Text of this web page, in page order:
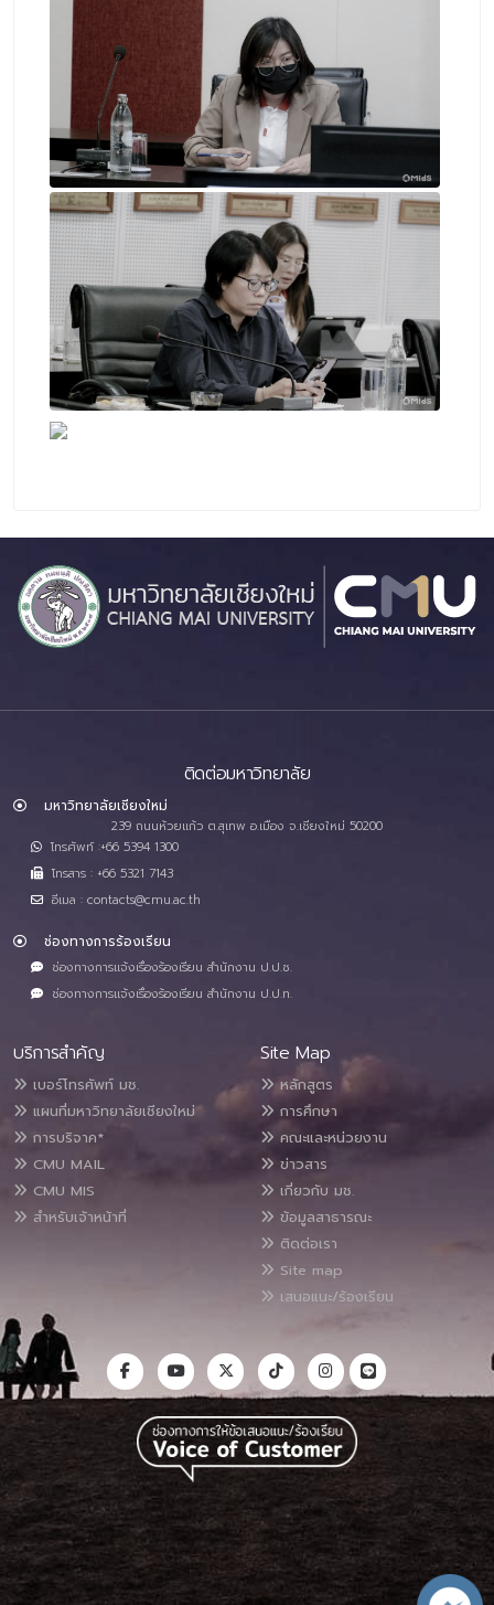
ติดต่อมหาวิทยาลัย
มหาวิทยาลัยเชียงใหม่
239 ถนนห้วยแก้ว ต.สุเทพ อ.เมือง จ.เชียงใหม่ 50200
โทรศัพท์ :+66 5394 1300
โทรสาร : +66 5321 7143
อีเมล : contacts@cmu.ac.th
ช่องทางการร้องเรียน
ช่องทางการแจ้งเรื่องร้องเรียน สำนักงาน ป.ป.ช.
ช่องทางการแจ้งเรื่องร้องเรียน สำนักงาน ป.ป.ท.
บริการสำคัญ
เบอร์โทรศัพท์ มช.
แผนที่มหาวิทยาลัยเชียงใหม่
การบริจาค*
CMU MAIL
CMU MIS
สำหรับเจ้าหน้าที่
Site Map
หลักสูตร
การศึกษา
คณะและหน่วยงาน
ข่าวสาร
เกี่ยวกับ มช.
ข้อมูลสาธารณะ
ติดต่อเรา
Site map
เสนอแนะ/ร้องเรียน